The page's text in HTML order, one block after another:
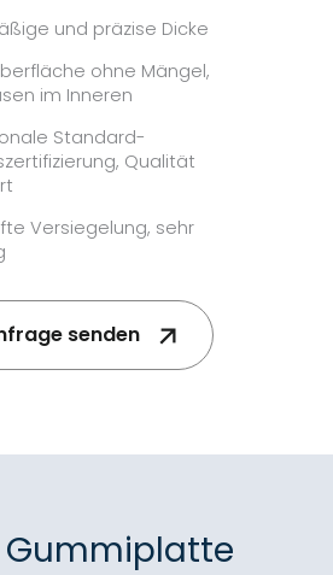
und präzise Dicke
ohne Mängel,
im Inneren
Standard-
Qualität
Versiegelung, sehr
senden
Gummiplatte